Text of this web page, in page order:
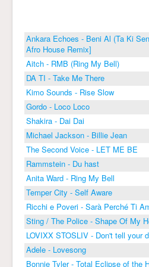
Ankara Echoes - Beni Al (Ta Ki
Afro House Remix]
Aitch - RMB (Ring My Bell)
DA TI - Take Me There
Kimo Sounds - Rise Slow
Gordo - Loco Loco
Shakira - Dai Dai
Michael Jackson - Billie Jean
The Second Voice - LET ME BE
Rammstein - Du hast
Anita Ward - Ring My Bell
Temper City - Self Aware
Ricchi e Poveri - Sarà Perché Ti
Sting / The Police - Shape Of My
LOVIXX STOSLIV - Don't tell your
Adele - Lovesong
Bonnie Tyler - Total Eclipse of the